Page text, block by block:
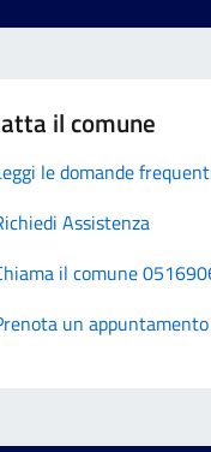
il comune
le domande
Assistenza
il comune
un appuntamento